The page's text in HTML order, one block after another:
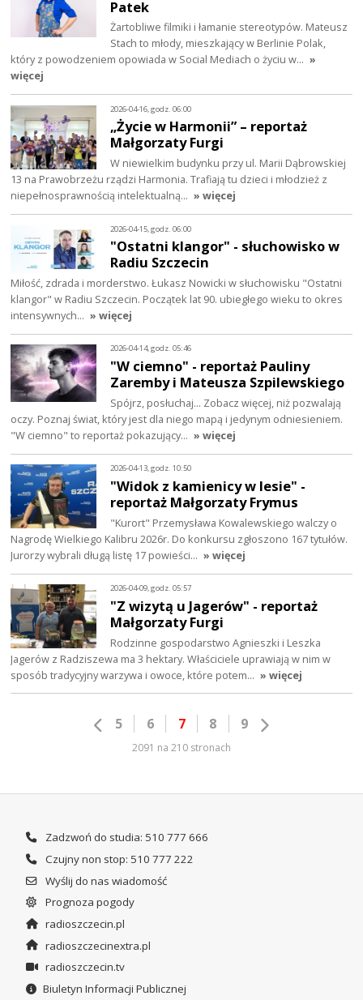
Patek
Żartobliwe filmiki i łamanie stereotypów. Mateusz
Stach to młody, mieszkający w Berlinie Polak,
który z powodzeniem opowiada w Social Mediach o życiu w… »
więcej
2026-04-16, godz. 06:00
„Życie w Harmonii” – reportaż
Małgorzaty Furgi
W niewielkim budynku przy ul. Marii Dąbrowskiej
13 na Prawobrzeżu rządzi Harmonia. Trafiają tu dzieci i młodzież z
niepełnosprawnością intelektualną… » więcej
2026-04-15, godz. 06:00
"Ostatni klangor" - słuchowisko w
Radiu Szczecin
Miłość, zdrada i morderstwo. Łukasz Nowicki w słuchowisku "Ostatni
klangor" w Radiu Szczecin. Początek lat 90. ubiegłego wieku to okres
intensywnych… » więcej
2026-04-14, godz. 05:46
"W ciemno" - reportaż Pauliny
Zaremby i Mateusza Szpilewskiego
Spójrz, posłuchaj… Zobacz więcej, niż pozwalają
oczy. Poznaj świat, który jest dla niego mapą i jedynym odniesieniem.
"W ciemno" to reportaż pokazujący… » więcej
2026-04-13, godz. 10:50
"Widok z kamienicy w lesie" -
reportaż Małgorzaty Frymus
"Kurort" Przemysława Kowalewskiego walczy o
Nagrodę Wielkiego Kalibru 2026r. Do konkursu zgłoszono 167 tytułów.
Jurorzy wybrali długą listę 17 powieści… » więcej
2026-04-09, godz. 05:57
"Z wizytą u Jagerów" - reportaż
Małgorzaty Furgi
Rodzinne gospodarstwo Agnieszki i Leszka
Jagerów z Radziszewa ma 3 hektary. Właściciele uprawiają w nim w
sposób tradycyjny warzywa i owoce, które potem… » więcej
5 6 7 8 9
2091 na 210 stronach
Zadzwoń do studia: 510 777 666
Czujny non stop: 510 777 222
Wyślij do nas wiadomość
Prognoza pogody
radioszczecin.pl
radioszczecinextra.pl
radioszczecin.tv
Biuletyn Informacji Publicznej